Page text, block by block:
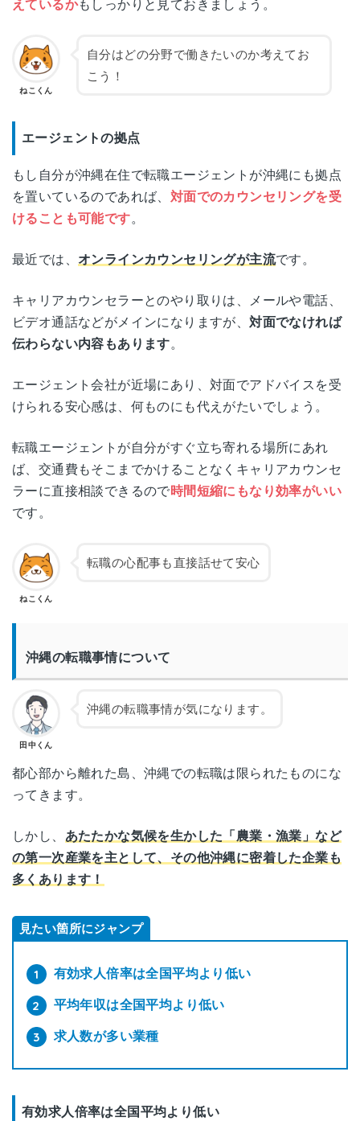
えているかもしっかりと見ておきましょう。
ねこくん
自分はどの分野で働きたいのか考えてお
こう！
エージェントの拠点
もし自分が沖縄在住で転職エージェントが沖縄にも拠点
を置いているのであれば、 対面でのカウンセリングを受
けることも可能です。
最近では、 オンラインカウンセリングが主流です。
キャリアカウンセラーとのやり取りは、メールや電話、
ビデオ通話などがメインになりますが、対面でなければ
伝わらない内容もあります。
エージェント会社が近場にあり、対面でアドバイスを受
けられる安心感は、何ものにも代えがたいでしょう。
転職エージェントが自分がすぐ立ち寄れる場所にあれ
ば、交通費もそこまでかけることなくキャリアカウンセ
ラーに直接相談できるので時間短縮にもなり効率がいい
です。
ねこくん
転職の心配事も直接話せて安心
沖縄の転職事情について
田中くん
沖縄の転職事情が気になります。
都心部から離れた島、沖縄での転職は限られたものにな
ってきます。
しかし、 あたたかな気候を生かした「農業・漁業」など
の第一次産業を主として、その他沖縄に密着した企業も
多くあります！
見たい箇所にジャンプ
有効求人倍率は全国平均より低い
平均年収は全国平均より低い
求人数が多い業種
有効求人倍率は全国平均より低い